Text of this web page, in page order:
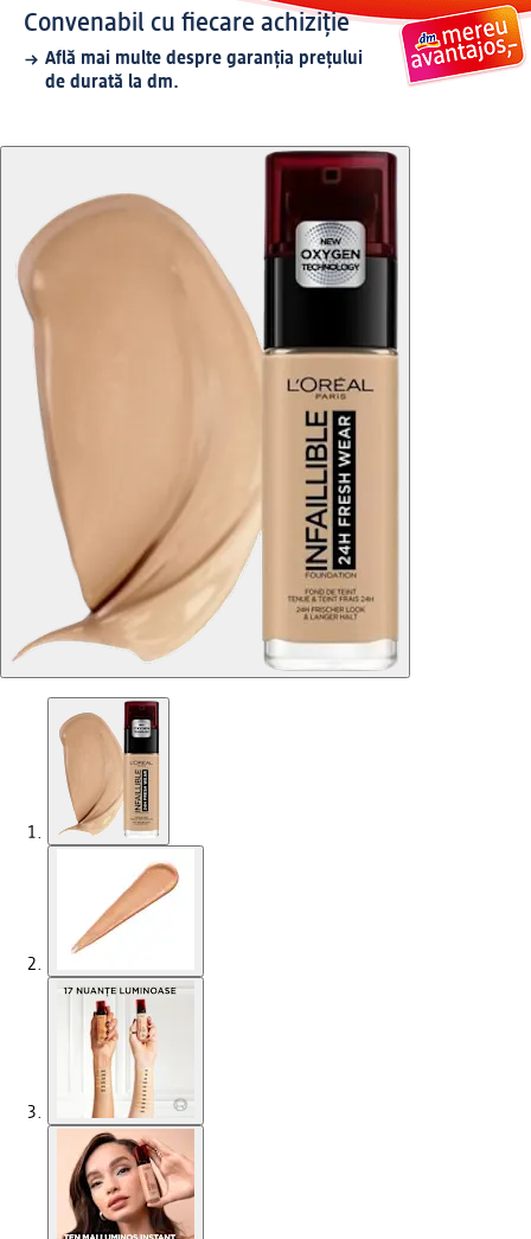
Convenabil cu fiecare achiziție
Află mai multe despre garanția prețului
de durată la dm.